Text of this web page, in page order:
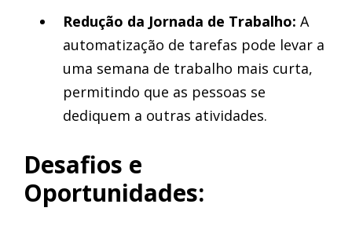
Redução da Jornada de Trabalho: A
automatização de tarefas pode levar a
uma semana de trabalho mais curta,
permitindo que as pessoas se
dediquem a outras atividades.
Desafios e
Oportunidades: